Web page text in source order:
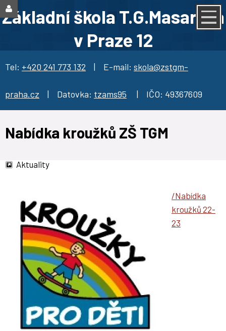
Základní škola T.G.Masaryka
v Praze 12
Tel: +420 241 773 132 | E-mail: skola@zstgm-
praha.cz | Datovka: tzams95 | IČO: 49367609
Nabídka kroužků ZŠ TGM
Aktuality
/Nabídka
kroužků 22-
23